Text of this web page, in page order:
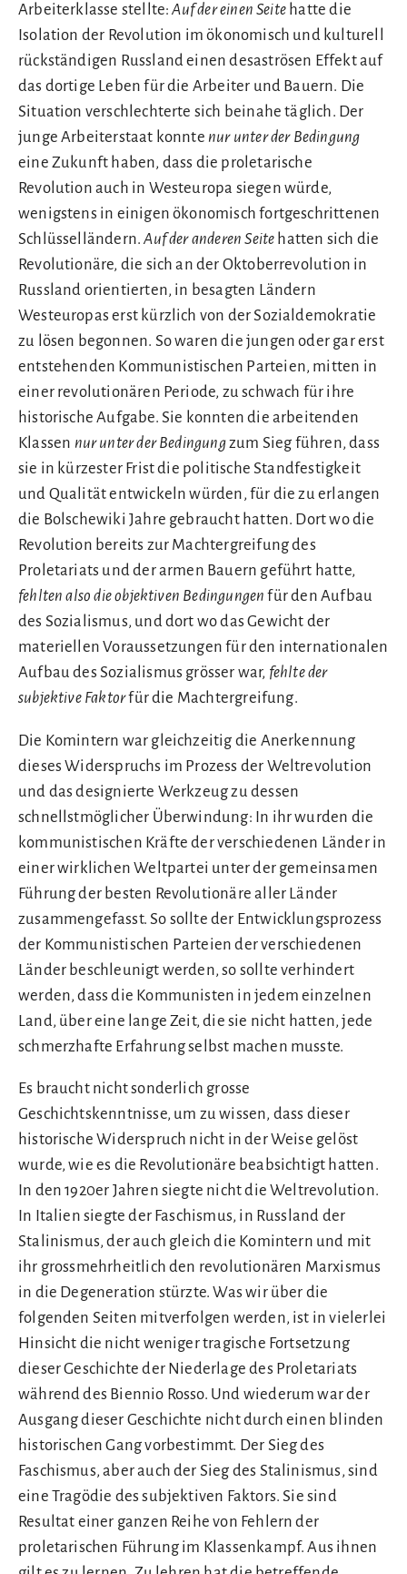
Arbeiterklasse stellte:Auf der einen Seite hatte die
Isolation der Revolution im ökonomisch und kulturell
rückständigen Russland einen desaströsen Effekt auf
das dortige Leben für die Arbeiter und Bauern. Die
Situation verschlechterte sich beinahe täglich. Der
junge Arbeiterstaat konnte nur unter der Bedingung
eine Zukunft haben, dass die proletarische
Revolution auch in Westeuropa siegen würde,
wenigstens in einigen ökonomisch fortgeschrittenen
Schlüsselländern.Auf der anderen Seite hatten sich die
Revolutionäre, die sich an der Oktoberrevolution in
Russland orientierten, in besagten Ländern
Westeuropas erst kürzlich von der Sozialdemokratie
zu lösen begonnen. So waren die jungen oder gar erst
entstehenden Kommunistischen Parteien, mitten in
einer revolutionären Periode, zu schwach für ihre
historische Aufgabe. Sie konnten die arbeitenden
Klassen nur unter der Bedingungzum Sieg führen, dass
sie in kürzester Frist die politische Standfestigkeit
und Qualität entwickeln würden, für die zu erlangen
die Bolschewiki Jahre gebraucht hatten. Dort wo die
Revolution bereits zur Machtergreifung des
Proletariats und der armen Bauern geführt hatte,
fehlten also dieobjektiven Bedingungen für den Aufbau
des Sozialismus, und dort wo das Gewicht der
materiellen Voraussetzungen für den internationalen
Aufbau des Sozialismus grösser war, fehlte der
subjektive Faktorfür die Machtergreifung.
Die Komintern war gleichzeitig die Anerkennung
dieses Widerspruchs im Prozess der Weltrevolution
und das designierte Werkzeug zu dessen
schnellstmöglicher Überwindung: In ihr wurden die
kommunistischen Kräfte der verschiedenen Länder in
einer wirklichen Weltpartei unter der gemeinsamen
Führung der besten Revolutionäre aller Länder
zusammengefasst. So sollte der Entwicklungsprozess
der Kommunistischen Parteien der verschiedenen
Länder beschleunigt werden, so sollte verhindert
werden, dass die Kommunisten in jedem einzelnen
Land, über eine lange Zeit, die sie nicht hatten, jede
schmerzhafte Erfahrung selbst machen musste.
Es braucht nicht sonderlich grosse
Geschichtskenntnisse, um zu wissen, dass dieser
historische Widerspruch nicht in der Weise gelöst
wurde, wie es die Revolutionäre beabsichtigt hatten.
In den 1920er Jahren siegte nicht die Weltrevolution.
In Italien siegte der Faschismus, in Russland der
Stalinismus, der auch gleich die Komintern und mit
ihr grossmehrheitlich den revolutionären Marxismus
in die Degeneration stürzte. Was wir über die
folgenden Seiten mitverfolgen werden, ist in vielerlei
Hinsicht die nicht weniger tragische Fortsetzung
dieser Geschichte der Niederlage des Proletariats
während des Biennio Rosso. Und wiederum war der
Ausgang dieser Geschichte nicht durch einen blinden
historischen Gang vorbestimmt. Der Sieg des
Faschismus, aber auch der Sieg des Stalinismus, sind
eine Tragödie des subjektiven Faktors. Sie sind
Resultat einer ganzen Reihe von Fehlern der
proletarischen Führung im Klassenkampf. Aus ihnen